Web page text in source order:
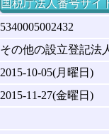
国税庁法人番号サイ
5340005002432
その他の設立登記法
2015-10-05(月曜日)
2015-11-27(金曜日)